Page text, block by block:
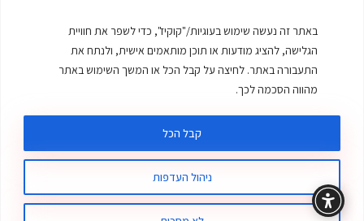
באתר זה נעשה שימוש בעוגיות/"קוקיז", כדי לשפר את חוויית
הגלישה, להציג מודעות או תוכן מותאמים אישית, ולנתח את
התעבורה באתר. לחיצה על קבל הכל או המשך השימוש באתר
מהווה הסכמה לכך.
ניהול העדפות
קבל הכל
מאפים
ממולאים
מרקים
עוגות
עוף
© כל הזכויות שמורות לענת אלישע | עיצוב ובניית אתר
תקנון האתר מדיניות פרטיות